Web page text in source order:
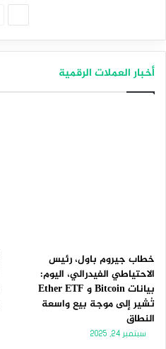
أخبار العملات الرقمية
خطاب جيروم باول، رئيس
الاحتياطي الفيدرالي، اليوم:
بيانات Bitcoin و Ether ETF
تُشير إلى موجة بيع واسعة
النطاق
سبتمبر 24, 2025